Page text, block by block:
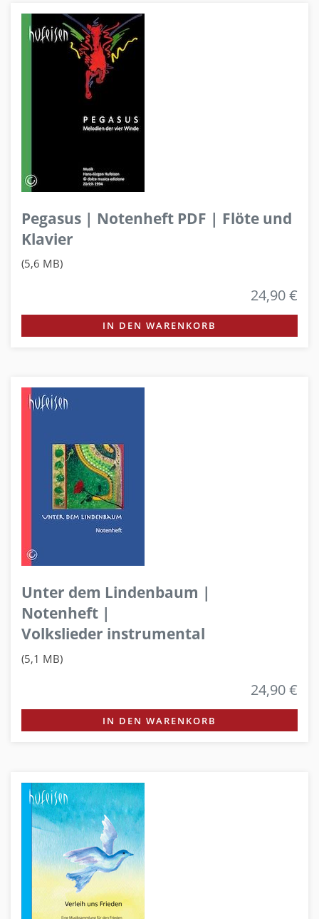
Pegasus | Notenheft PDF | Flöte und
Klavier
(5,6 MB)
24,90 €
IN DEN WARENKORB
Unter dem Lindenbaum |
Notenheft |
Volkslieder instrumental
(5,1 MB)
24,90 €
IN DEN WARENKORB